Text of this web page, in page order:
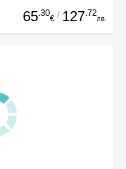
65.30
€ / 127.72
лв.